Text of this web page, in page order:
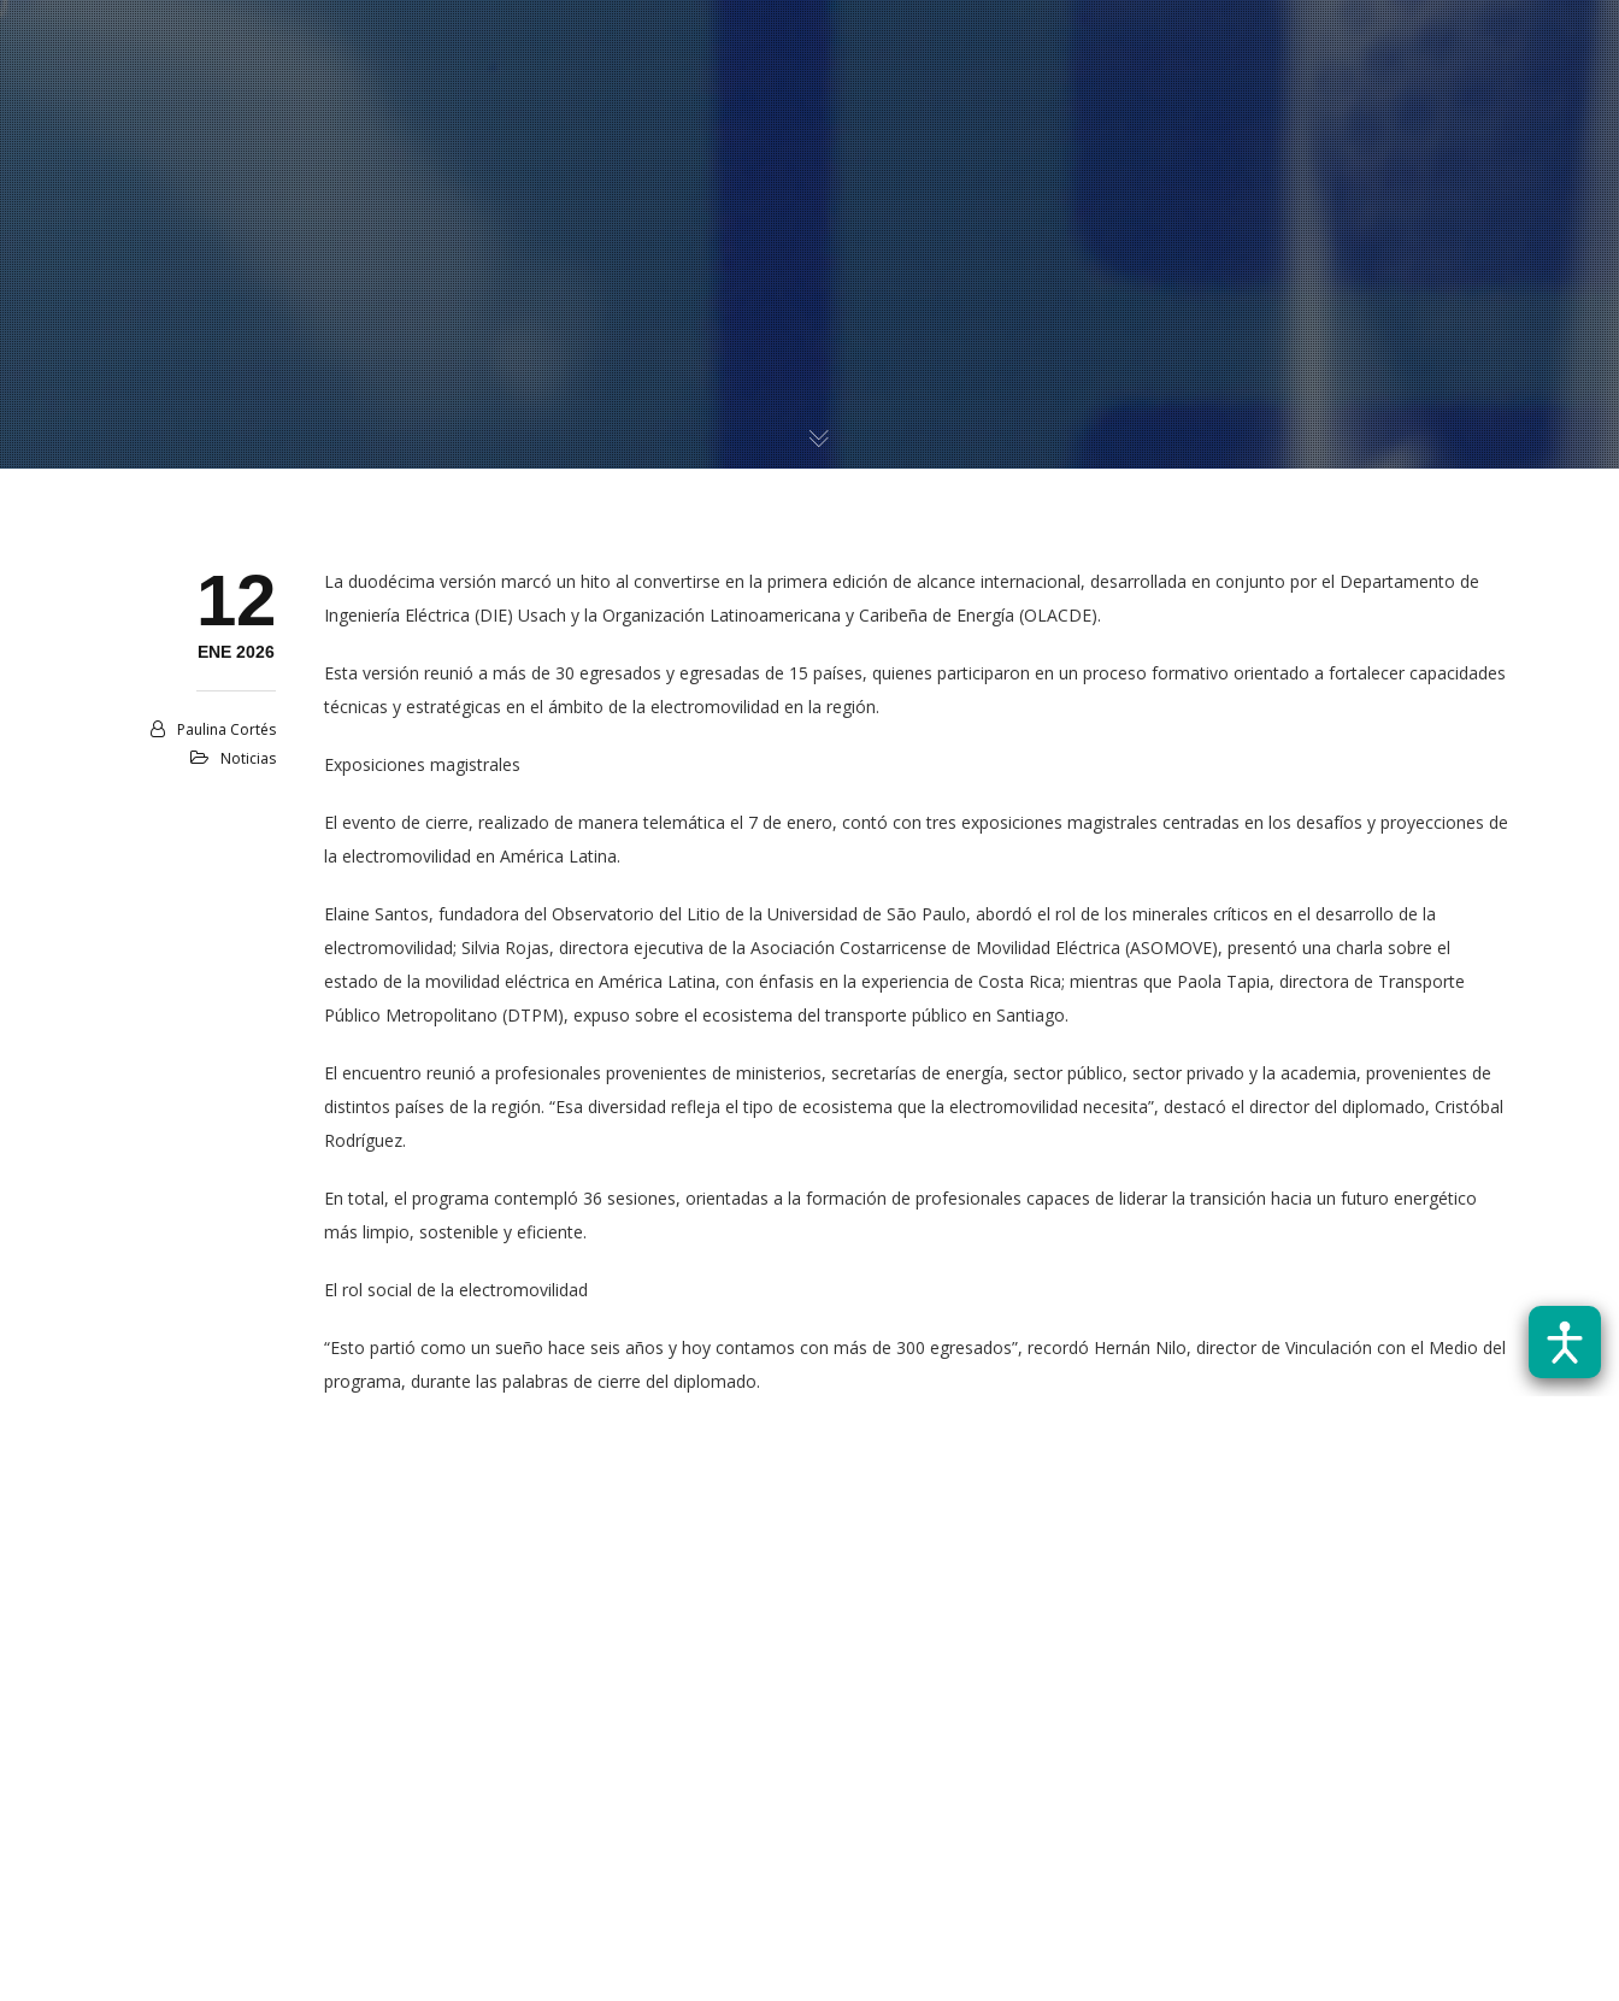
12
ENE 2026
Paulina Cortés
Noticias
La duodécima versión marcó un hito al convertirse en la primera edición de alcance internacional, desarrollada en conjunto por el Departamento de
Ingeniería Eléctrica (DIE) Usach y la Organización Latinoamericana y Caribeña de Energía (OLACDE).
Esta versión reunió a más de 30 egresados y egresadas de 15 países, quienes participaron en un proceso formativo orientado a fortalecer capacidades
técnicas y estratégicas en el ámbito de la electromovilidad en la región.
Exposiciones magistrales
El evento de cierre, realizado de manera telemática el 7 de enero, contó con tres exposiciones magistrales centradas en los desafíos y proyecciones de
la electromovilidad en América Latina.
Elaine Santos, fundadora del Observatorio del Litio de la Universidad de São Paulo, abordó el rol de los minerales críticos en el desarrollo de la
electromovilidad; Silvia Rojas, directora ejecutiva de la Asociación Costarricense de Movilidad Eléctrica (ASOMOVE), presentó una charla sobre el
estado de la movilidad eléctrica en América Latina, con énfasis en la experiencia de Costa Rica; mientras que Paola Tapia, directora de Transporte
Público Metropolitano (DTPM), expuso sobre el ecosistema del transporte público en Santiago.
El encuentro reunió a profesionales provenientes de ministerios, secretarías de energía, sector público, sector privado y la academia, provenientes de
distintos países de la región. “Esa diversidad refleja el tipo de ecosistema que la electromovilidad necesita”, destacó el director del diplomado, Cristóbal
Rodríguez.
En total, el programa contempló 36 sesiones, orientadas a la formación de profesionales capaces de liderar la transición hacia un futuro energético
más limpio, sostenible y eficiente.
El rol social de la electromovilidad
“Esto partió como un sueño hace seis años y hoy contamos con más de 300 egresados”, recordó Hernán Nilo, director de Vinculación con el Medio del
programa, durante las palabras de cierre del diplomado.